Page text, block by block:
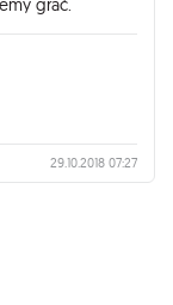
grać.
29.10.2018 07:27